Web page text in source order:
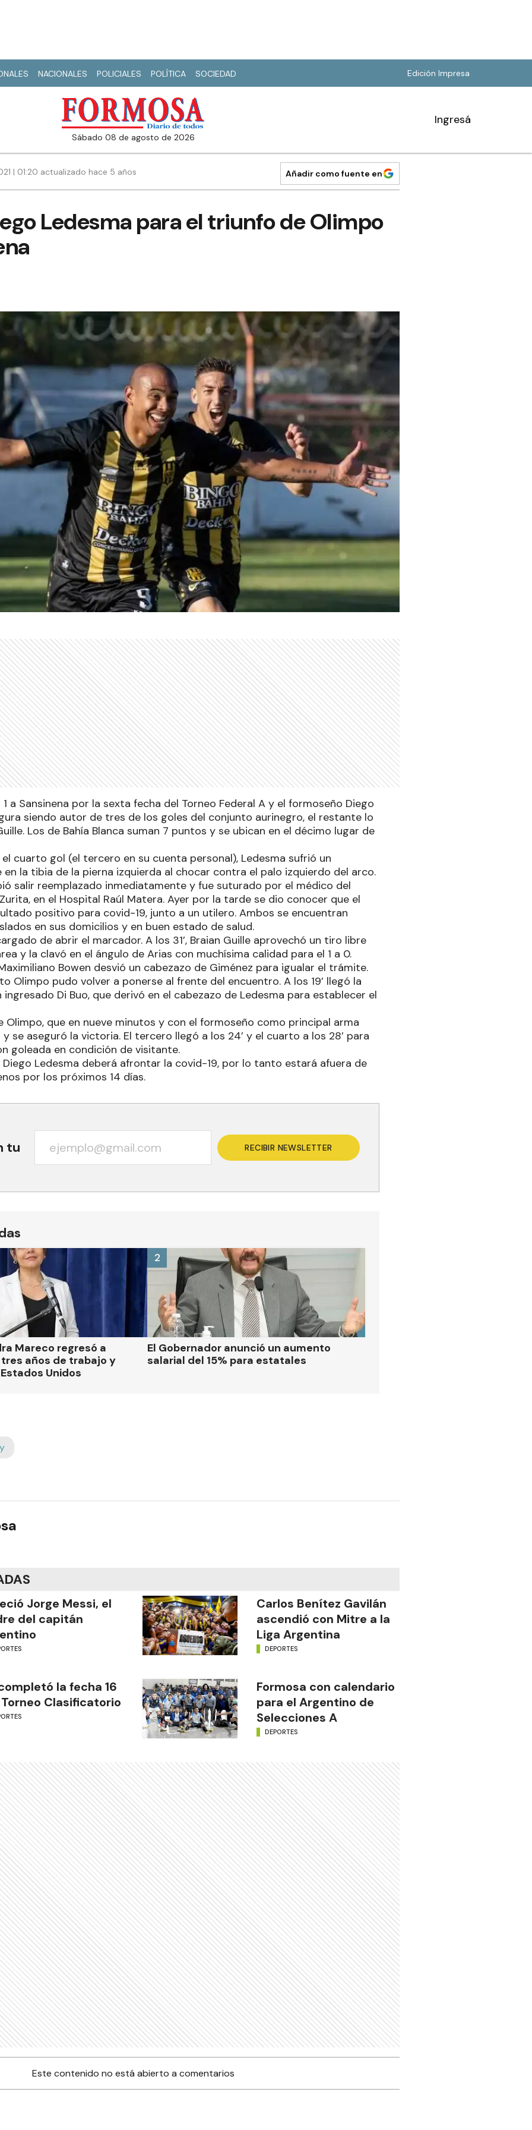
NACIONALES POLICIALES POLÍTICA SOCIEDAD Edición Impresa
sábado 08 de agosto de 2026
Ingresá
| 01:20 actualizado hace 5 años Añadir como fuente en
Ledesma para el triunfo de Olimpo
a Sansinena por la sexta fecha del Torneo Federal A y el formoseño Diego
siendo autor de tres de los goles del conjunto aurinegro, el restante lo
Los de Bahía Blanca suman 7 puntos y se ubican en el décimo lugar de
cuarto gol (el tercero en su cuenta personal), Ledesma sufrió un
la tibia de la pierna izquierda al chocar contra el palo izquierdo del arco.
salir reemplazado inmediatamente y fue suturado por el médico del
en el Hospital Raúl Matera. Ayer por la tarde se dio conocer que el
positivo para covid-19, junto a un utilero. Ambos se encuentran
en sus domicilios y en buen estado de salud.
de abrir el marcador. A los 31’, Braian Guille aprovechó un tiro libre
y la clavó en el ángulo de Arias con muchísima calidad para el 1 a 0.
Bowen desvió un cabezazo de Giménez para igualar el trámite.
Olimpo pudo volver a ponerse al frente del encuentro. A los 19’ llegó la
Di Buo, que derivó en el cabezazo de Ledesma para establecer el
Olimpo, que en nueve minutos y con el formoseño como principal arma
se aseguró la victoria. El tercero llegó a los 24’ y el cuarto a los 28’ para
goleada en condición de visitante.
Ledesma deberá afrontar la covid-19, por lo tanto estará afuera de
por los próximos 14 días.
tu RECIBIR NEWSLETTER
Mareco regresó a
años de trabajo y
Unidos
El Gobernador anunció un aumento
salarial del 15% para estatales
2
Jorge Messi, el
del capitán
Carlos Benítez Gavilán
ascendió con Mitre a la
Liga Argentina
DEPORTES
la fecha 16
Clasificatorio
Formosa con calendario
para el Argentino de
Selecciones A
DEPORTES
Este contenido no está abierto a comentarios